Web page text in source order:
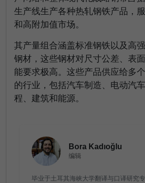
生产线生产各种热轧钢铁产品，
和高附加值市场。
其产量组合涵盖标准钢铁以及高
钢材，这些钢材对尺寸公差、表
能要求极高。这些产品供应给多
的行业，包括汽车制造、电动汽
程、建筑和能源。
Bora Kadıoğlu
编辑
毕业于土耳其海峡大学翻译与口译研究